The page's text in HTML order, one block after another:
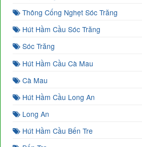
Thông Cống Nghẹt Sóc Trăng
Hút Hầm Cầu Sóc Trăng
Sóc Trăng
Hút Hầm Cầu Cà Mau
Cà Mau
Hút Hầm Cầu Long An
Long An
Hút Hầm Cầu Bến Tre